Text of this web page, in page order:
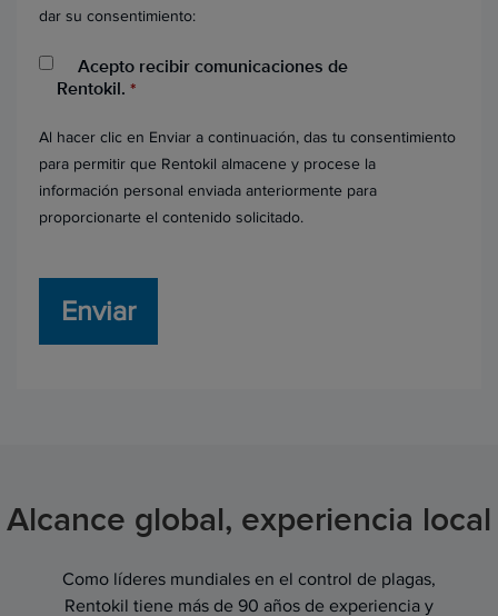
dar su consentimiento:
Acepto recibir comunicaciones de
Rentokil. *
Al hacer clic en Enviar a continuación, das tu consentimiento
para permitir que Rentokil almacene y procese la
información personal enviada anteriormente para
proporcionarte el contenido solicitado.
Alcance global, experiencia local
Como líderes mundiales en el control de plagas,
Rentokil tiene más de 90 años de experiencia y